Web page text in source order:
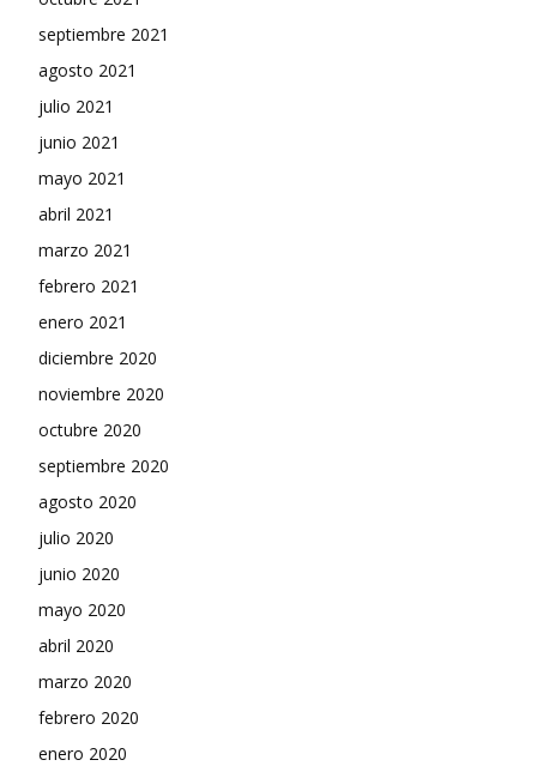
septiembre 2021
agosto 2021
julio 2021
junio 2021
mayo 2021
abril 2021
marzo 2021
febrero 2021
enero 2021
diciembre 2020
noviembre 2020
octubre 2020
septiembre 2020
agosto 2020
julio 2020
junio 2020
mayo 2020
abril 2020
marzo 2020
febrero 2020
enero 2020